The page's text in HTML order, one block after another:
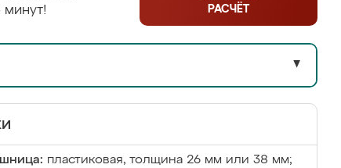
минут!
РАСЧЁТ
▼
пластиковая, толщина 26 мм или 38 мм;